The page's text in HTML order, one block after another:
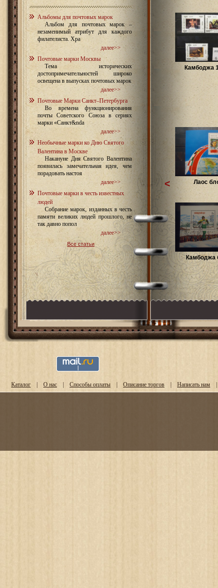
Альбомы для почтовых марок
Альбом для почтовых марок –
незаменимый атрибут для каждого
филателиста. Хра
далее>>
Почтовые марки Москвы
Тема исторических
достопримечательностей широко
освещена в выпусках почтовых марок
далее>>
Почтовые Марки Санкт–Петербурга
Во времена функционирования
почты Советского Союза в сериях
марки «Санкт&nda
далее>>
Необычные марки ко Дню Святого
Валентина в Москве
Накануне Дня Святого Валентина
появилась замечательная идея, чем
порадовать настоя
далее>>
Почтовые марки в честь известных
людей
Собрание марок, изданных в честь
памяти великих людей прошлого, не
так давно попол
далее>>
Все статьи
Камбоджа
Лаос
Камбоджа
<
Каталог | О нас | Способы оплаты | Описание торгов | Написать нам |